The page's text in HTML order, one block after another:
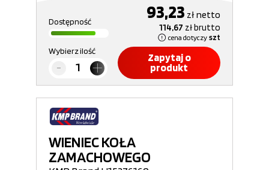
Dostępność 93,23 złnetto
114,67 złbrutto
cena dotyczy szt
Wybierz ilość
Zapytaj o
produkt
WIENIEC KOŁA
ZAMACHOWEGO